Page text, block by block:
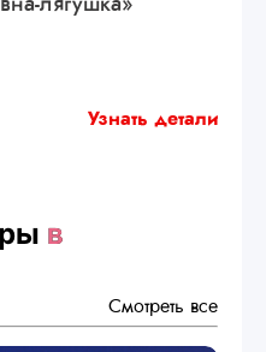
лягушка»
Узнать детали
в
Смотреть все